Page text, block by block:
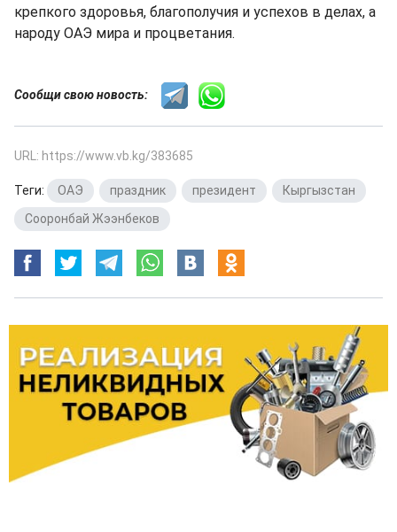
крепкого здоровья, благополучия и успехов в делах, а
народу ОАЭ мира и процветания.
Сообщи свою новость:
URL: https://www.vb.kg/383685
Теги: ОАЭ праздник президент Кыргызстан
Сооронбай Жээнбеков